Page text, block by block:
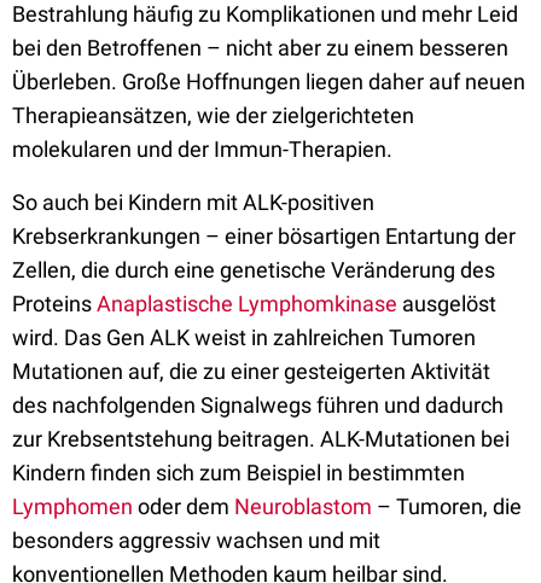
Bestrahlung häufig zu Komplikationen und mehr Leid
bei den Betroffenen – nicht aber zu einem besseren
Überleben. Große Hoffnungen liegen daher auf neuen
Therapieansätzen, wie der zielgerichteten
molekularen und der Immun-Therapien.
So auch bei Kindern mit ALK-positiven
Krebserkrankungen – einer bösartigen Entartung der
Zellen, die durch eine genetische Veränderung des
ProteinsAnaplastische Lymphomkinase ausgelöst
wird. Das Gen ALK weist in zahlreichen Tumoren
Mutationen auf, die zu einer gesteigerten Aktivität
des nachfolgenden Signalwegs führen und dadurch
zur Krebsentstehung beitragen. ALK-Mutationen bei
Kindern finden sich zum Beispiel in bestimmten
Lymphomen oder dem Neuroblastom – Tumoren, die
besonders aggressiv wachsen und mit
konventionellen Methoden kaum heilbar sind.